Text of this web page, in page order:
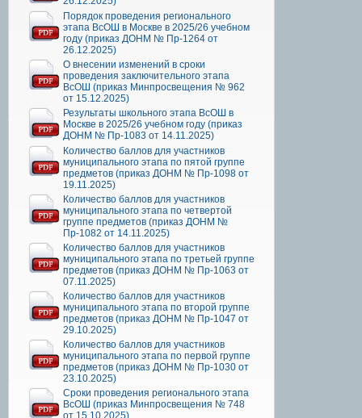
Порядок проведения регионального
этапа ВсОШ в Москве в 2025/26 учебном
году (приказ ДОНМ № Пр-1264 от
26.12.2025)
О внесении изменений в сроки
проведения заключительного этапа
ВсОШ (приказ Минпросвещения № 962
от 15.12.2025)
Результаты школьного этапа ВсОШ в
Москве в 2025/26 учебном году (приказ
ДОНМ № Пр-1083 от 14.11.2025)
Количество баллов для участников
муниципального этапа по пятой группе
предметов (приказ ДОНМ № Пр-1098 от
19.11.2025)
Количество баллов для участников
муниципального этапа по четвертой
группе предметов (приказ ДОНМ №
Пр-1082 от 14.11.2025)
Количество баллов для участников
муниципального этапа по третьей группе
предметов (приказ ДОНМ № Пр-1063 от
07.11.2025)
Количество баллов для участников
муниципального этапа по второй группе
предметов (приказ ДОНМ № Пр-1047 от
29.10.2025)
Количество баллов для участников
муниципального этапа по первой группе
предметов (приказ ДОНМ № Пр-1030 от
23.10.2025)
Сроки проведения регионального этапа
ВсОШ (приказ Минпросвещения № 748
от 15.10.2025)